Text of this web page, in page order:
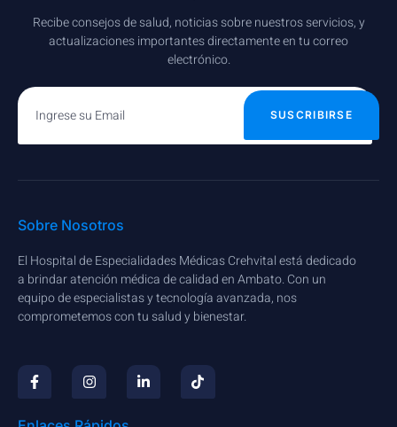
Recibe consejos de salud, noticias sobre nuestros servicios, y
actualizaciones importantes directamente en tu correo
electrónico.
SUSCRIBIRSE
Sobre Nosotros
El Hospital de Especialidades Médicas Crehvital está dedicado
a brindar atención médica de calidad en Ambato. Con un
equipo de especialistas y tecnología avanzada, nos
comprometemos con tu salud y bienestar.